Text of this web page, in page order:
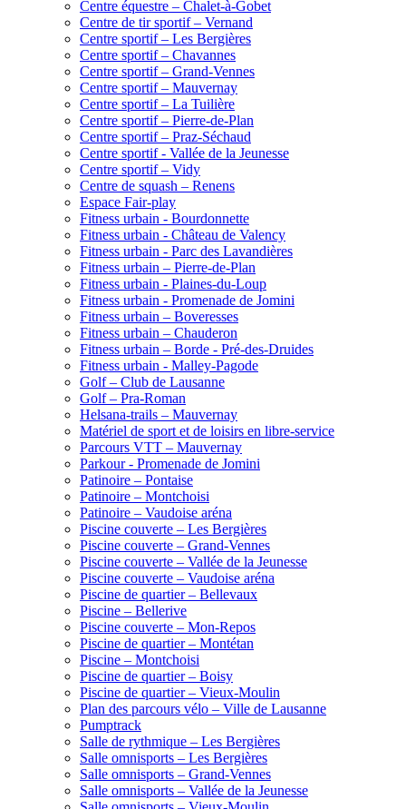
Centre équestre – Chalet-à-Gobet
Centre de tir sportif – Vernand
Centre sportif – Les Bergières
Centre sportif – Chavannes
Centre sportif – Grand-Vennes
Centre sportif – Mauvernay
Centre sportif – La Tuilière
Centre sportif – Pierre-de-Plan
Centre sportif – Praz-Séchaud
Centre sportif - Vallée de la Jeunesse
Centre sportif – Vidy
Centre de squash – Renens
Espace Fair-play
Fitness urbain - Bourdonnette
Fitness urbain - Château de Valency
Fitness urbain - Parc des Lavandières
Fitness urbain – Pierre-de-Plan
Fitness urbain - Plaines-du-Loup
Fitness urbain - Promenade de Jomini
Fitness urbain – Boveresses
Fitness urbain – Chauderon
Fitness urbain – Borde - Pré-des-Druides
Fitness urbain - Malley-Pagode
Golf – Club de Lausanne
Golf – Pra-Roman
Helsana-trails – Mauvernay
Matériel de sport et de loisirs en libre-service
Parcours VTT – Mauvernay
Parkour - Promenade de Jomini
Patinoire – Pontaise
Patinoire – Montchoisi
Patinoire – Vaudoise aréna
Piscine couverte – Les Bergières
Piscine couverte – Grand-Vennes
Piscine couverte – Vallée de la Jeunesse
Piscine couverte – Vaudoise aréna
Piscine de quartier – Bellevaux
Piscine – Bellerive
Piscine couverte – Mon-Repos
Piscine de quartier – Montétan
Piscine – Montchoisi
Piscine de quartier – Boisy
Piscine de quartier – Vieux-Moulin
Plan des parcours vélo – Ville de Lausanne
Pumptrack
Salle de rythmique – Les Bergières
Salle omnisports – Les Bergières
Salle omnisports – Grand-Vennes
Salle omnisports – Vallée de la Jeunesse